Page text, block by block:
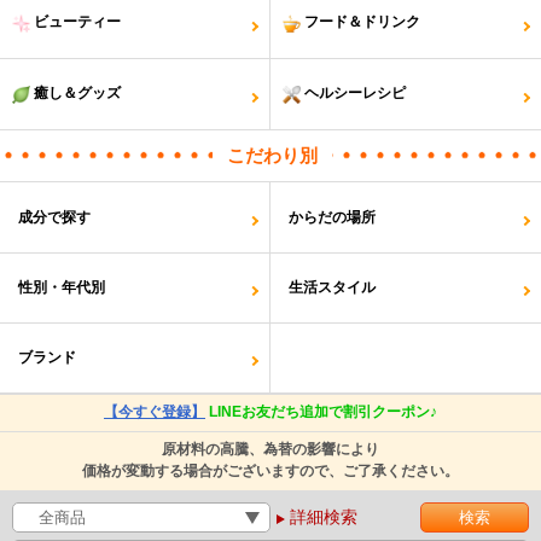
ビューティー フード＆ドリンク
癒し＆グッズ ヘルシーレシピ
こだわり別
成分で探す からだの場所
性別・年代別 生活スタイル
ブランド
【今すぐ登録】 LINEお友だち追加で割引クーポン♪
原材料の高騰、為替の影響により
価格が変動する場合がございますので、ご了承ください。
詳細検索